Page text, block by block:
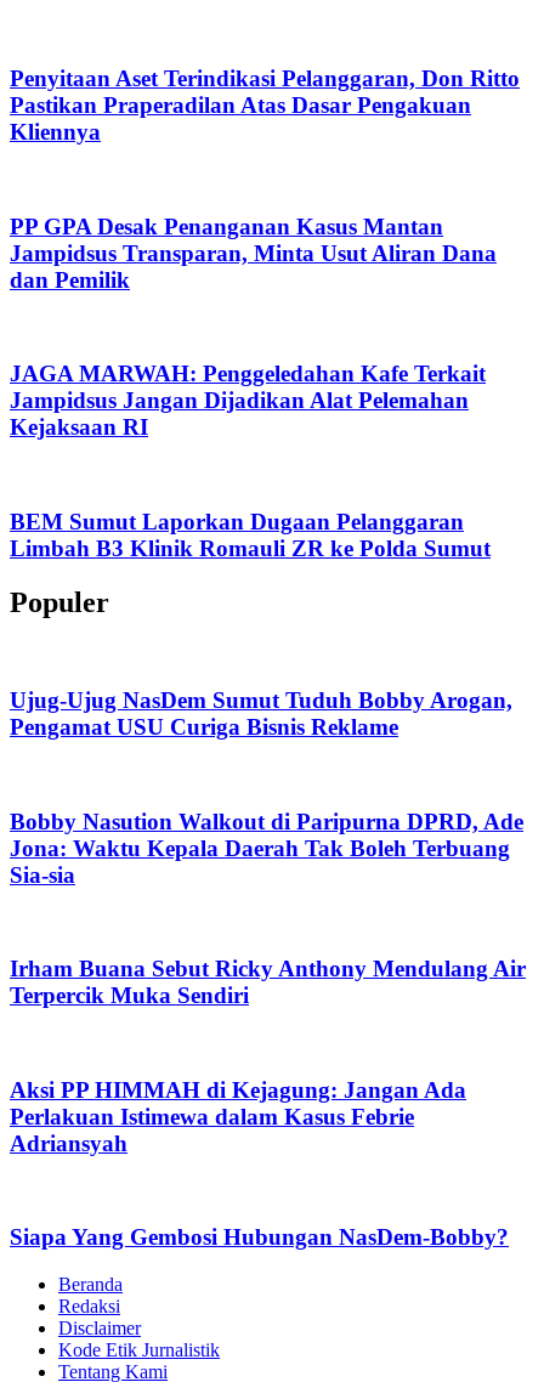
Penyitaan Aset Terindikasi Pelanggaran, Don Ritto
Pastikan Praperadilan Atas Dasar Pengakuan
Kliennya
PP GPA Desak Penanganan Kasus Mantan
Jampidsus Transparan, Minta Usut Aliran Dana
dan Pemilik
JAGA MARWAH: Penggeledahan Kafe Terkait
Jampidsus Jangan Dijadikan Alat Pelemahan
Kejaksaan RI
BEM Sumut Laporkan Dugaan Pelanggaran
Limbah B3 Klinik Romauli ZR ke Polda Sumut
Populer
Ujug-Ujug NasDem Sumut Tuduh Bobby Arogan,
Pengamat USU Curiga Bisnis Reklame
Bobby Nasution Walkout di Paripurna DPRD, Ade
Jona: Waktu Kepala Daerah Tak Boleh Terbuang
Sia-sia
Irham Buana Sebut Ricky Anthony Mendulang Air
Terpercik Muka Sendiri
Aksi PP HIMMAH di Kejagung: Jangan Ada
Perlakuan Istimewa dalam Kasus Febrie
Adriansyah
Siapa Yang Gembosi Hubungan NasDem-Bobby?
Beranda
Redaksi
Disclaimer
Kode Etik Jurnalistik
Tentang Kami